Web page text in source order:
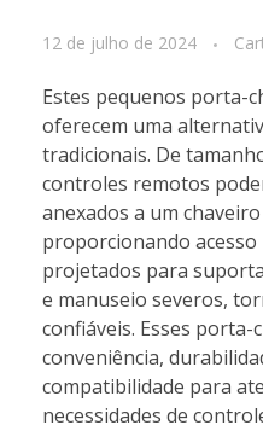
12 de julho de 2024
Estes pequenos porta-
oferecem uma
tradicionais. De
controles remotos
anexados a um
proporcionando acesso
projetados para
e manuseio severos,
confiáveis. Esses porta-
conveniência,
compatibilidade para
necessidades de